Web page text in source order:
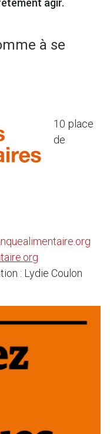
agir.
à se
10 place
de
: Lydie Coulon